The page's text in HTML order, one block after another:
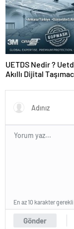
UETDS Nedir ?
Akıllı Dijital
Gönder
En az 10 karakter gerekli